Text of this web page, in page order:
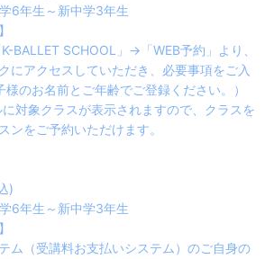
6年生～新中学3年生
SCHOOL」→「WEB予約」より、
にアクセスしていただき、必要事項をご入
のお名前とご年齢でご登録ください。）
対象クラスが表示されますので、クラスを
ンをご予約いただけます。
)
6年生～新中学3年生
ム（受講料お支払いシステム）のご自身の